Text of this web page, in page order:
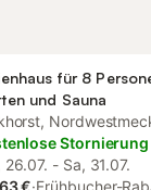
für 8
und Sauna
und Umgebung)
Stornierung
26.07. - Sa, 31.07.
€·Frühbucher-